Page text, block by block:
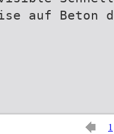
auf Beton
1